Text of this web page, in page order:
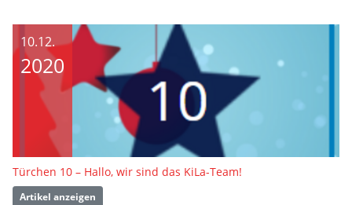
10.12.
2020
Türchen 10 – Hallo, wir sind das KiLa-Team!
Artikel anzeigen